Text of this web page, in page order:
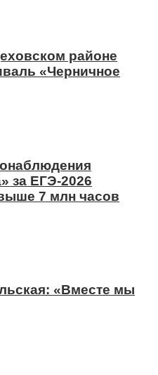
районе
«Черничное
за ЕГЭ-2026
7 млн часов
«Вместе мы